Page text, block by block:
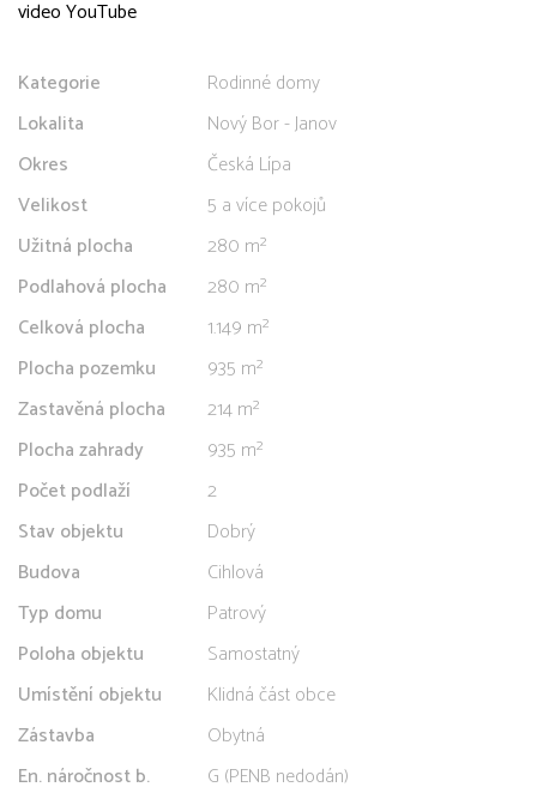
video YouTube
Kategorie
Rodinné domy
Lokalita
Nový Bor - Janov
Okres
Česká Lípa
Velikost
5 a více pokojů
Užitná plocha
280 m²
Podlahová plocha
280 m²
Celková plocha
1.149 m²
Plocha pozemku
935 m²
Zastavěná plocha
214 m²
Plocha zahrady
935 m²
Počet podlaží
2
Stav objektu
Dobrý
Budova
Cihlová
Typ domu
Patrový
Poloha objektu
Samostatný
Umístění objektu
Klidná část obce
Zástavba
Obytná
En. náročnost b.
G (PENB nedodán)